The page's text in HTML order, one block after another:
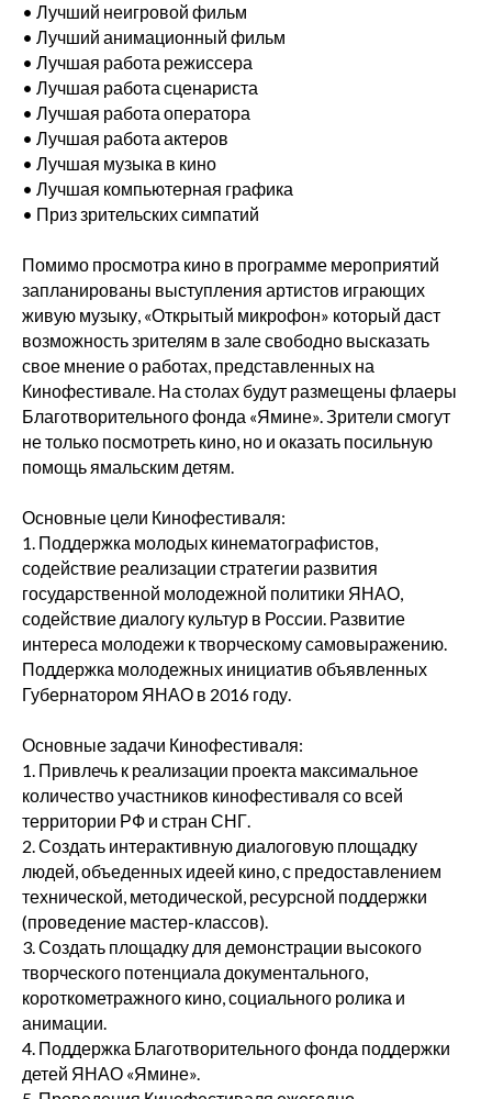
• Лучший неигровой фильм
• Лучший анимационный фильм
• Лучшая работа режиссера
• Лучшая работа сценариста
• Лучшая работа оператора
• Лучшая работа актеров
• Лучшая музыка в кино
• Лучшая компьютерная графика
• Приз зрительских симпатий
Помимо просмотра кино в программе мероприятий
запланированы выступления артистов играющих
живую музыку, «Открытый микрофон» который даст
возможность зрителям в зале свободно высказать
свое мнение о работах, представленных на
Кинофестивале. На столах будут размещены флаеры
Благотворительного фонда «Ямине». Зрители смогут
не только посмотреть кино, но и оказать посильную
помощь ямальским детям.
Основные цели Кинофестиваля:
1. Поддержка молодых кинематографистов,
содействие реализации стратегии развития
государственной молодежной политики ЯНАО,
содействие диалогу культур в России. Развитие
интереса молодежи к творческому самовыражению.
Поддержка молодежных инициатив объявленных
Губернатором ЯНАО в 2016 году.
Основные задачи Кинофестиваля:
1. Привлечь к реализации проекта максимальное
количество участников кинофестиваля со всей
территории РФ и стран СНГ.
2. Создать интерактивную диалоговую площадку
людей, объеденных идеей кино, с предоставлением
технической, методической, ресурсной поддержки
(проведение мастер-классов).
3. Создать площадку для демонстрации высокого
творческого потенциала документального,
короткометражного кино, социального ролика и
анимации.
4. Поддержка Благотворительного фонда поддержки
детей ЯНАО «Ямине».